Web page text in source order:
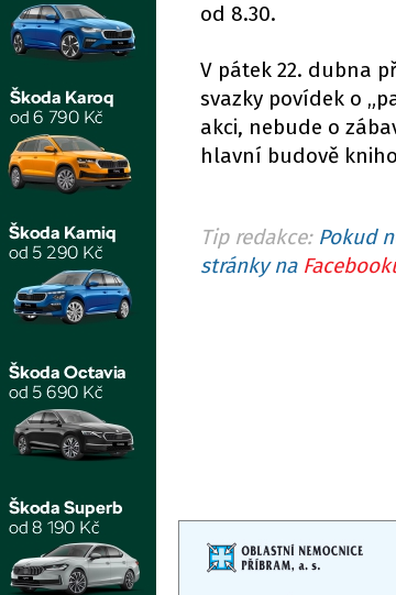
od 8.30.
V pátek 22. dubna
svazky povídek o
akci, nebude o
hlavní budově
Tip redakce: Pokud
stránky na